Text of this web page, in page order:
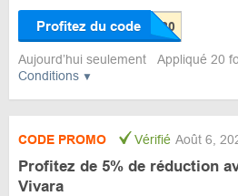
Conditions
Profitez du code
Aujourd’hui seulement Appliqué 20
CODE PROMO Vérifié Août 6,
Profitez de 5% de réduction
Vivara